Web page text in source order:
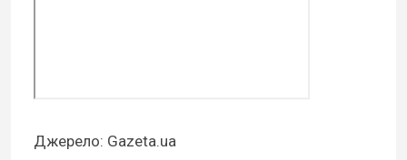
Джерело: Gazeta.ua